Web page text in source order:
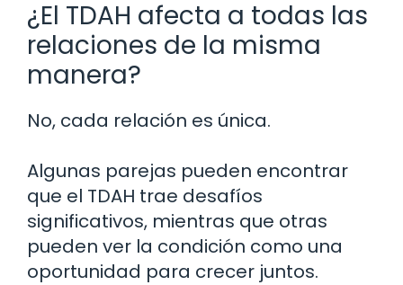
¿El TDAH afecta a todas las
relaciones de la misma
manera?
No, cada relación es única.
Algunas parejas pueden encontrar
que el TDAH trae desafíos
significativos, mientras que otras
pueden ver la condición como una
oportunidad para crecer juntos.